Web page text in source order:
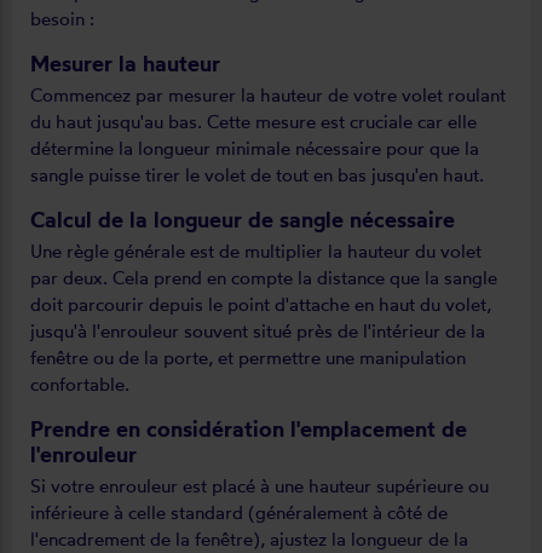
besoin :
Mesurer la hauteur
Commencez par mesurer la hauteur de votre volet roulant
du haut jusqu'au bas. Cette mesure est cruciale car elle
détermine la longueur minimale nécessaire pour que la
sangle puisse tirer le volet de tout en bas jusqu'en haut.
Calcul de la longueur de sangle nécessaire
Une règle générale est de multiplier la hauteur du volet
par deux. Cela prend en compte la distance que la sangle
doit parcourir depuis le point d'attache en haut du volet,
jusqu'à l'enrouleur souvent situé près de l'intérieur de la
fenêtre ou de la porte, et permettre une manipulation
confortable.
Prendre en considération l'emplacement de
l'enrouleur
Si votre enrouleur est placé à une hauteur supérieure ou
inférieure à celle standard (généralement à côté de
l'encadrement de la fenêtre), ajustez la longueur de la